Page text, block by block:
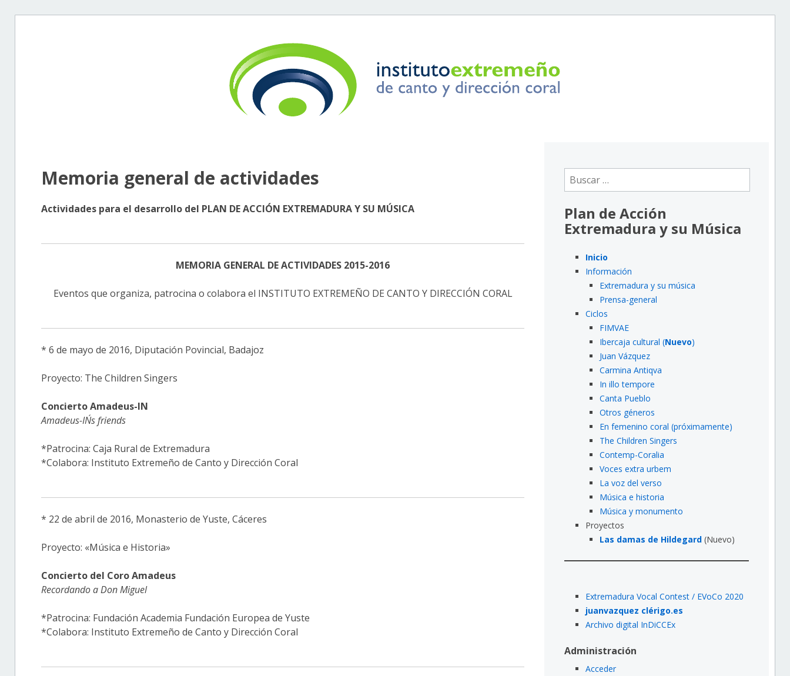
Memoria general de actividades
Actividades para el desarrollo del PLAN DE ACCIÓN EXTREMADURA Y SU MÚSICA
MEMORIA GENERAL DE ACTIVIDADES 2015-2016
Eventos que organiza, patrocina o colabora el INSTITUTO EXTREMEÑO DE CANTO Y DIRECCIÓN CORAL
* 6 de mayo de 2016, Diputación Povincial, Badajoz
Proyecto: The Children Singers
Concierto Amadeus-IN
Amadeus-IN´s friends
*Patrocina: Caja Rural de Extremadura
*Colabora: Instituto Extremeño de Canto y Dirección Coral
* 22 de abril de 2016, Monasterio de Yuste, Cáceres
Proyecto: «Música e Historia»
Concierto del Coro Amadeus
Recordando a Don Miguel
*Patrocina: Fundación Academia Fundación Europea de Yuste
*Colabora: Instituto Extremeño de Canto y Dirección Coral
Buscar:
Plan de Acción
Extremadura y su Música
Inicio
Información
Extremadura y su música
Prensa-general
Ciclos
FIMVAE
Ibercaja cultural (Nuevo)
Juan Vázquez
Carmina Antiqva
In illo tempore
Canta Pueblo
Otros géneros
En femenino coral (próximamente)
The Children Singers
Contemp-Coralia
Voces extra urbem
La voz del verso
Música e historia
Música y monumento
Proyectos
Las damas de Hildegard (Nuevo)
Extremadura Vocal Contest / EVoCo 2020
juanvazquez clérigo.es
Archivo digital InDiCCEx
Administración
Acceder